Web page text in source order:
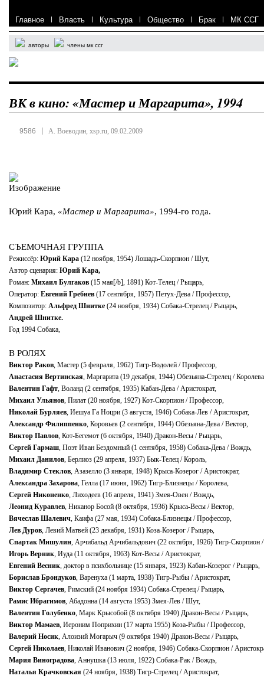
Главное | Власть | Культура | Общество | Брак | МК ССГ
авторы члены мк ссг
ВК в кино: «Мастер и Маргарита», 1994
9586 А. Воеводин, xsp.ru, 09.02.2009
Юрий Кара, «Мастер и Маргарита», 1994-го года.
СЪЕМОЧНАЯ ГРУППА
Режиссёр: Юрий Кара (12 ноября, 1954) Лошадь-Скорпион / Шут,
Автор сценария: Юрий Кара,
Роман: Михаил Булгаков (15 мая[/b], 1891) Кот-Телец / Рыцарь,
Оператор: Евгений Гребнев (17 сентября, 1957) Петух-Дева / Профессор,
Композитор: Альфред Шнитке (24 ноября, 1934) Собака-Стрелец / Рыцарь,
Андрей Шнитке.
Год 1994 Собака,
В РОЛЯХ
Виктор Раков, Мастер (5 февраля, 1962) Тигр-Водолей / Профессор,
Анастасия Вертинская, Маргарита (19 декабря, 1944) Обезьяна-Стрелец /
Валентин Гафт, Воланд (2 сентября, 1935) Кабан-Дева / Аристократ,
Михаил Ульянов, Пилат (20 ноября, 1927) Кот-Скорпион / Профессор,
Николай Бурляев, Иешуа Га Ноцри (3 августа, 1946) Собака-Лев / Аристократ,
Александр Филиппенко, Коровьев (2 сентября, 1944) Обезьяна-Дева / Вектор,
Виктор Павлов, Кот-Бегемот (6 октября, 1940) Дракон-Весы / Рыцарь,
Сергей Гармаш, Поэт Иван Бездомный (1 сентября, 1958) Собака-Дева / Вождь,
Михаил Данилов, Берлиоз (29 апреля, 1937) Бык-Телец / Король,
Владимир Стеклов, Азазелло (3 января, 1948) Крыса-Козерог / Аристократ,
Александра Захарова, Гелла (17 июня, 1962) Тигр-Близнецы / Королева,
Сергей Никоненко, Лиходеев (16 апреля, 1941) Змея-Овен / Вождь,
Леонид Куравлев, Никанор Босой (8 октября, 1936) Крыса-Весы / Вектор,
Вячеслав Шалевич, Каифа (27 мая, 1934) Собака-Близнецы / Профессор,
Лев Дуров, Левий Матвей (23 декабря, 1931) Коза-Козерог / Рыцарь,
Спартак Мишулин, Арчибальд Арчибальдович (22 октября, 1926) Тигр-Скорпион
Игорь Верник, Иуда (11 октября, 1963) Кот-Весы / Аристократ,
Евгений Весник, доктор в психбольнице (15 января, 1923) Кабан-Козерог / Рыцарь,
Борислав Брондуков, Варенуха (1 марта, 1938) Тигр-Рыбы / Аристократ,
Виктор Сергачев, Римский (24 ноября 1934) Собака-Стрелец / Рыцарь,
Рамис Ибрагимов, Абадонна (14 августа 1953) Змея-Лев / Шут,
Валентин Голубенко, Марк Крысобой (8 октября 1940) Дракон-Весы / Рыцарь,
Виктор Мамаев, Иероним Поприхин (17 марта 1955) Коза-Рыбы / Профессор,
Валерий Носик, Алоизий Могарыч (9 октября 1940) Дракон-Весы / Рыцарь,
Сергей Николаев, Николай Иванович (2 ноября, 1946) Собака-Скорпион /
Мария Виноградова, Аннушка (13 июля, 1922) Собака-Рак / Вождь,
Наталья Крачковская (24 ноября, 1938) Тигр-Стрелец / Аристократ,